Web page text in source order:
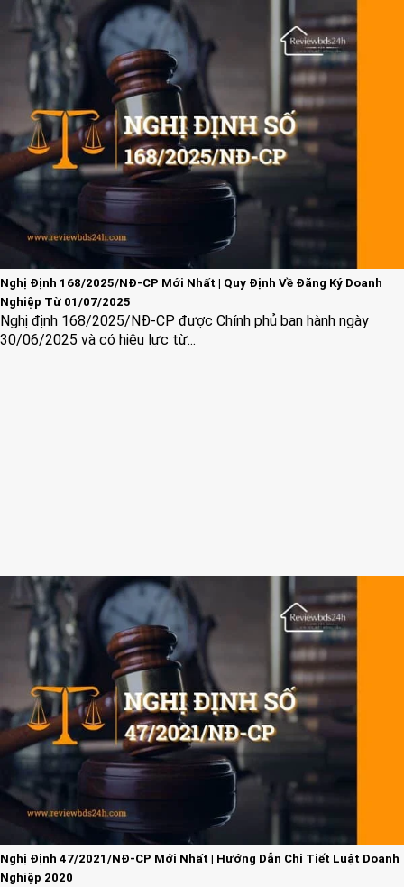
Nghị Định 168/2025/NĐ-CP Mới Nhất | Quy Định Về Đăng Ký Doanh
Nghiệp Từ 01/07/2025
Nghị định 168/2025/NĐ-CP được Chính phủ ban hành ngày
30/06/2025 và có hiệu lực từ...
Nghị Định 47/2021/NĐ-CP Mới Nhất | Hướng Dẫn Chi Tiết Luật Doanh
Nghiệp 2020